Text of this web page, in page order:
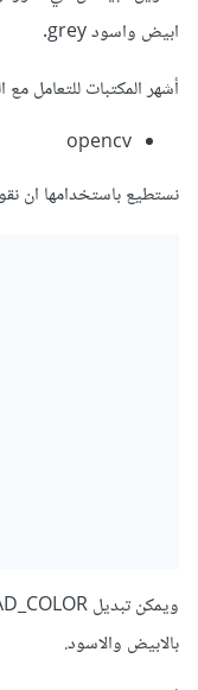
ابيض واسود grey.
أشهر المكتبات للتعامل مع
opencv
نستطيع باستخدامها ان
بالابيض والاسود.